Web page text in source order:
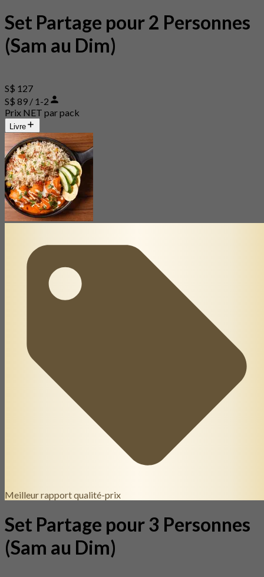
Set Partage pour 2 Personnes
(Sam au Dim)
S$ 127
S$ 89 / 1-2
Prix NET par pack
Livre
Meilleur rapport qualité-prix
Set Partage pour 3 Personnes
(Sam au Dim)